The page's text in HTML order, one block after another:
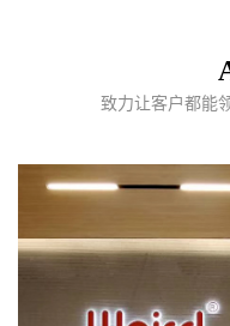
致力让客户都能